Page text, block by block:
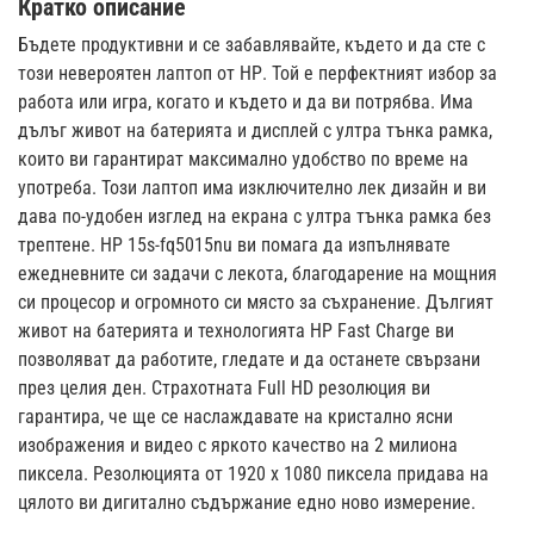
Кратко описание
Бъдете продуктивни и се забавлявайте, където и да сте с
този невероятен лаптоп от НР. Той е перфектният избор за
работа или игра, когато и където и да ви потрябва. Има
дълъг живот на батерията и дисплей с ултра тънка рамка,
които ви гарантират максимално удобство по време на
употреба. Този лаптоп има изключително лек дизайн и ви
дава по-удобен изглед на екрана с ултра тънка рамка без
трептене. HP 15s-fq5015nu ви помага да изпълнявате
ежедневните си задачи с лекота, благодарение на мощния
си процесор и огромното си място за съхранение. Дългият
живот на батерията и технологията HP Fast Charge ви
позволяват да работите, гледате и да останете свързани
през целия ден. Страхотната Full HD резолюция ви
гарантира, че ще се наслаждавате на кристално ясни
изображения и видео с яркото качество на 2 милиона
пиксела. Резолюцията от 1920 x 1080 пиксела придава на
цялото ви дигитално съдържание едно ново измерение.